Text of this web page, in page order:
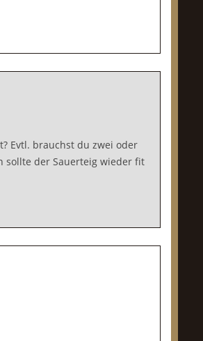
Evtl. brauchst du zwei oder
sollte der Sauerteig wieder fit